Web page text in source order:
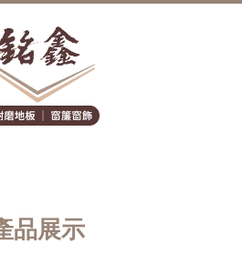
品展示